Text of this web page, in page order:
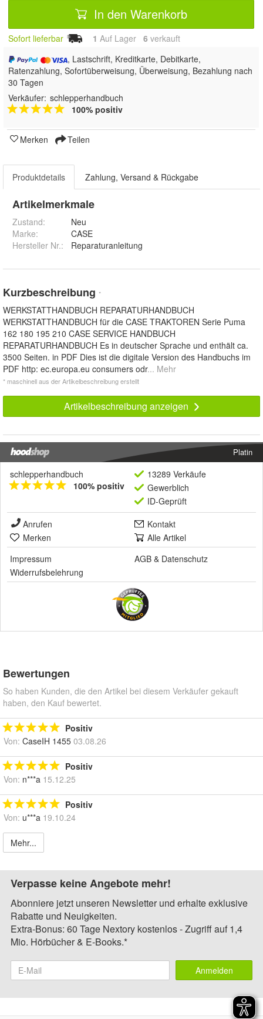
In den Warenkorb
Sofort lieferbar 1 Auf Lager 6 verkauft
, Lastschrift, Kreditkarte, Debitkarte,
Ratenzahlung, Sofortüberweisung, Überweisung, Bezahlung nach
30 Tagen
Verkäufer: schlepperhandbuch
100% positiv
Merken Teilen
Produktdetails Zahlung, Versand & Rückgabe
Artikelmerkmale
Zustand:
Neu
Marke:
CASE
Hersteller Nr.:
Reparaturanleitung
Kurzbeschreibung *
WERKSTATTHANDBUCH REPARATURHANDBUCH
WERKSTATTHANDBUCH für die CASE TRAKTOREN Serie Puma
162 180 195 210 CASE SERVICE HANDBUCH
REPARATURHANDBUCH Es in deutscher Sprache und enthält ca.
3500 Seiten. in PDF Dies ist die digitale Version des Handbuchs im
PDF http: ec.europa.eu consumers odr... Mehr
* maschinell aus der Artikelbeschreibung erstellt
Artikelbeschreibung anzeigen
Platin
schlepperhandbuch
100% positiv
13289 Verkäufe
Gewerblich
ID-Geprüft
Anrufen
Kontakt
Merken
Alle Artikel
Impressum
AGB & Datenschutz
Widerrufsbelehrung
Bewertungen
So haben Kunden, die den Artikel bei diesem Verkäufer gekauft
haben, den Kauf bewertet.
Positiv
Von: CaseIH 1455 03.08.26
Positiv
Von: n***a 15.12.25
Positiv
Von: u***a 19.10.24
Mehr...
Verpasse keine Angebote mehr!
Abonniere jetzt unseren Newsletter und erhalte exklusive
Rabatte und Neuigkeiten.
Extra-Bonus: 60 Tage Nextory kostenlos - Zugriff auf 1,4
Mio. Hörbücher & E-Books.*
Anmelden